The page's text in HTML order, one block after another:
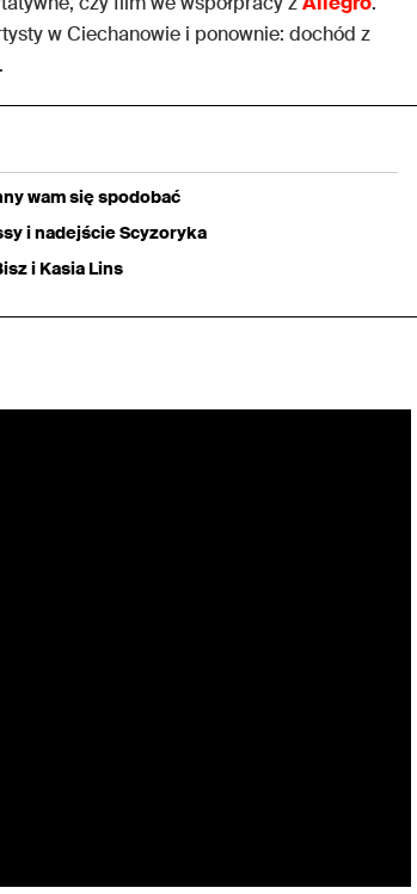
w Ciechanowie i ponownie: dochód z
wam się spodobać
i nadejście Scyzoryka
i Kasia Lins